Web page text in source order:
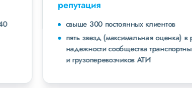
300 постоянных клиентов
звезд (максимальная оценка) в рейтинге
сообщества транспортных компаний
грузоперевозчиков АТИ